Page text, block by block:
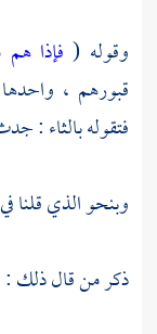
وقوله ( فإذا
قبورهم ،
فتقوله بالثاء :
وبنحو الذي قلنا
ذكر من قال ذلك :